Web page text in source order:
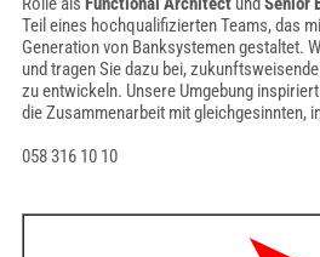
Teil eines hochqualifizierten Teams, das
Generation von Banksystemen gestaltet.
und tragen Sie dazu bei,
zu entwickeln. Unsere Umgebung
die Zusammenarbeit mit gleichgesinnten,
058 316 10 10